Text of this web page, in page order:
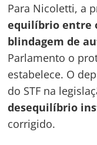
Para Nicoletti, a
equilíbrio entre
blindagem de
Parlamento o
estabelece. O
do STF na
desequilíbrio
corrigido.